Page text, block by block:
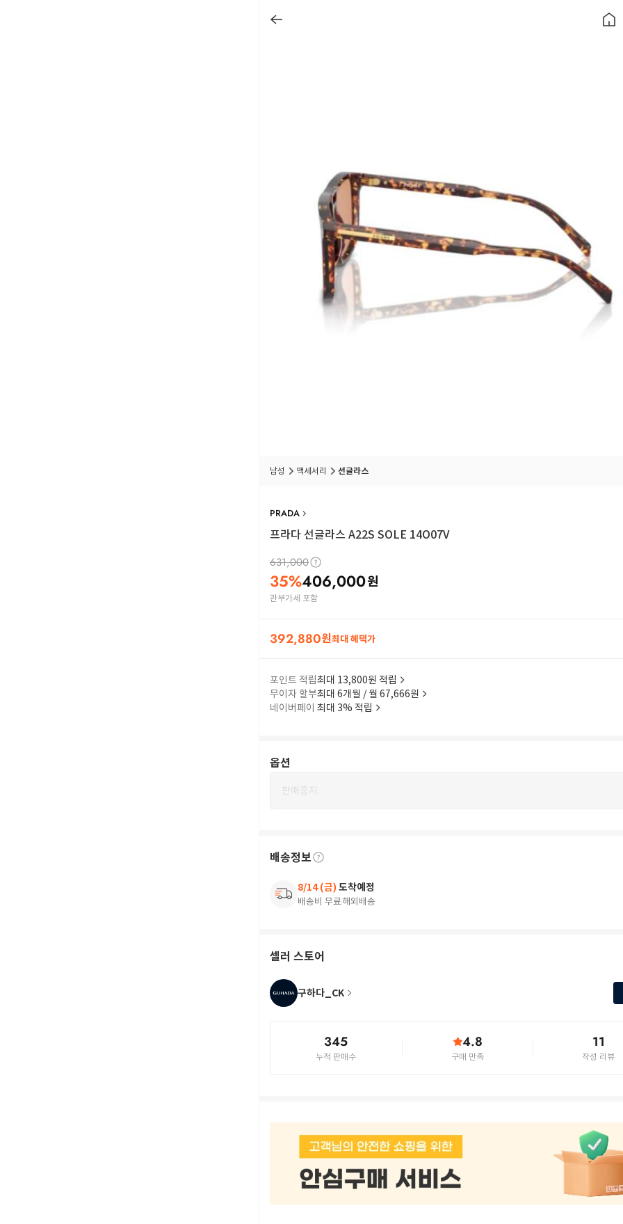
남성 액세서리 선글라스
PRADA
프라다 선글라스 A22S SOLE 14O07V
631,000
35%406,000원
관부가세 포함
392,880원최대 혜택가
포인트 적립최대 13,800원 적립
무이자 할부최대 6개월 / 월 67,666원
네이버페이 최대 3% 적립
옵션
판매중지
배송정보
8/14 (금) 도착예정
배송비 무료해외배송
셀러 스토어
구하다_CK
345
누적 판매수
4.8
구매 만족
11
작성 리뷰